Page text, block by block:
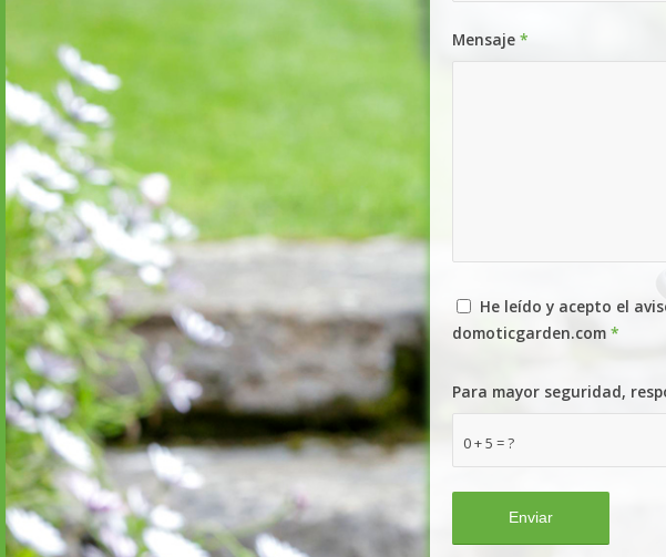
Mensaje *
He leído y acepto el
domoticgarden.com *
0 + 5 = ?
Para mayor seguridad,